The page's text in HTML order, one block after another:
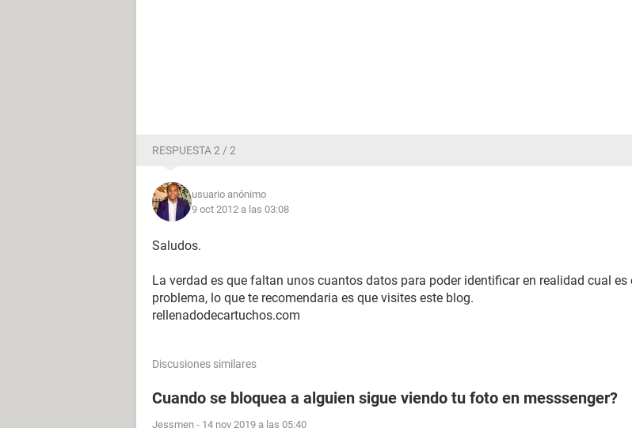
RESPUESTA 2 / 2
usuario anónimo
9 oct 2012 a las 03:08
Saludos.
La verdad es que faltan unos cuantos datos para poder identificar en realidad cual es
problema, lo que te recomendaria es que visites este blog.
rellenadodecartuchos.com
Discusiones similares
Cuando se bloquea a alguien sigue viendo tu foto en messsenger?
Jessmen - 14 nov 2019 a las 05:40